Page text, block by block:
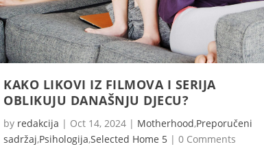
KAKO LIKOVI IZ FILMOVA I SERIJA
OBLIKUJU DANAŠNJU DJECU?
by redakcija | Oct 14, 2024 | Motherhood,Preporučeni
sadržaj,Psihologija,Selected Home 5 | 0 Comments